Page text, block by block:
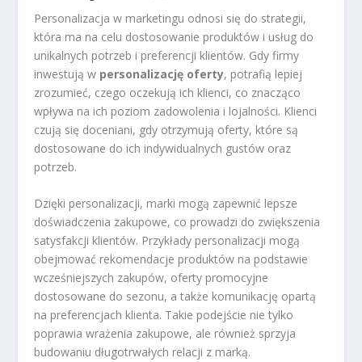
Personalizacja w marketingu odnosi się do strategii,
która ma na celu dostosowanie produktów i usług do
unikalnych potrzeb i preferencji klientów. Gdy firmy
inwestują w personalizację oferty, potrafią lepiej
zrozumieć, czego oczekują ich klienci, co znacząco
wpływa na ich poziom zadowolenia i lojalności. Klienci
czują się doceniani, gdy otrzymują oferty, które są
dostosowane do ich indywidualnych gustów oraz
potrzeb.
Dzięki personalizacji, marki mogą zapewnić lepsze
doświadczenia zakupowe, co prowadzi do zwiększenia
satysfakcji klientów. Przykłady personalizacji mogą
obejmować rekomendacje produktów na podstawie
wcześniejszych zakupów, oferty promocyjne
dostosowane do sezonu, a także komunikację opartą
na preferencjach klienta. Takie podejście nie tylko
poprawia wrażenia zakupowe, ale również sprzyja
budowaniu długotrwałych relacji z marką.